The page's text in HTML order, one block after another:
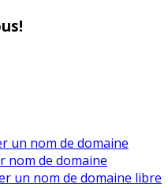
un nom de domaine
nom de domaine
un nom de domaine libre